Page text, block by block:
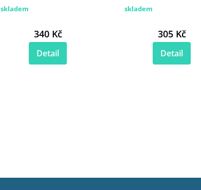
skladem
340 Kč
Detail
skladem
305 Kč
Detail